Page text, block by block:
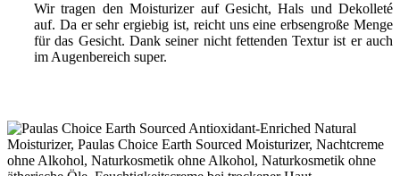
Wir tragen den Moisturizer auf Gesicht, Hals und Dekolleté
auf. Da er sehr ergiebig ist, reicht uns eine erbsengroße Menge
für das Gesicht. Dank seiner nicht fettenden Textur ist er auch
im Augenbereich super.